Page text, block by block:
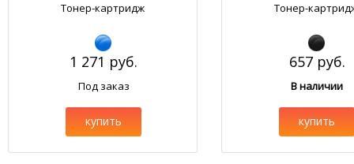
Тонер-картридж
1 271 руб.
Под заказ
купить
Тонер-
657 руб.
В наличии
купить